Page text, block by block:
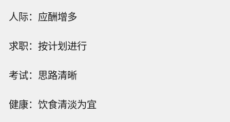
人际：应酬增多
求职：按计划进行
考试：思路清晰
健康：饮食清淡为宜